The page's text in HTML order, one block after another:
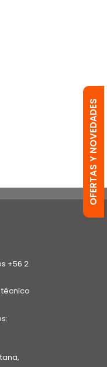
OFERTAS Y NOVEDADES
+56 2